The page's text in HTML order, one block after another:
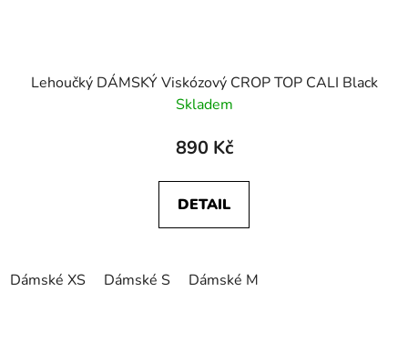
Lehoučký DÁMSKÝ Viskózový CROP TOP CALI Black
Skladem
890 Kč
DETAIL
Dámské XS Dámské S Dámské M